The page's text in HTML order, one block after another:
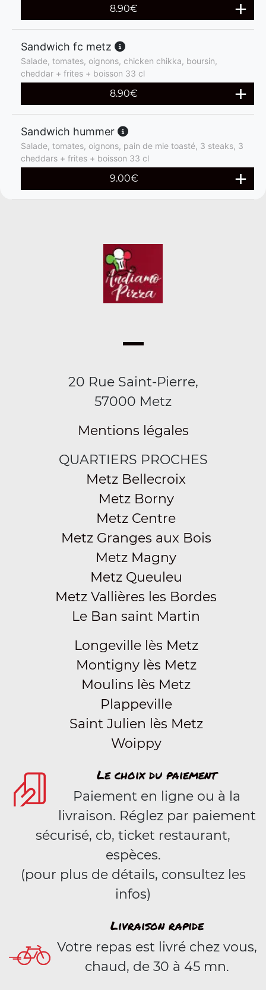
8.90€
Sandwich fc metz
Salade, tomates, oignons, chicken chikka, boursin,
cheddar + frites + boisson 33 cl
8.90€
Sandwich hummer
Salade, tomates, oignons, pain de mie toasté, 3 steaks, 3
cheddars + frites + boisson 33 cl
9.00€
20 Rue Saint-Pierre,
57000 Metz
Mentions légales
QUARTIERS PROCHES
Metz Bellecroix
Metz Borny
Metz Centre
Metz Granges aux Bois
Metz Magny
Metz Queuleu
Metz Vallières les Bordes
Le Ban saint Martin
Longeville lès Metz
Montigny lès Metz
Moulins lès Metz
Plappeville
Saint Julien lès Metz
Woippy
Le choix du paiement
Paiement en ligne ou à la
livraison. Réglez par paiement
sécurisé, cb, ticket restaurant,
espèces.
(pour plus de détails, consultez les
infos)
Livraison rapide
Votre repas est livré chez vous,
chaud, de 30 à 45 mn.